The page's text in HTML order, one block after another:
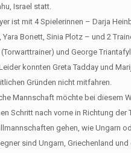
Israel statt.
ist mit 4 Spielerinnen – Darja
Yara Bonett, Sinia Plotz – und 2
und George
konnten Greta Tadday und
Gründen nicht mitfahren.
Mannschaft möchte bei diesem
Schritt nach vorne in Richtung der
gehen, wie Ungarn
sind Ungarn, Griechenland